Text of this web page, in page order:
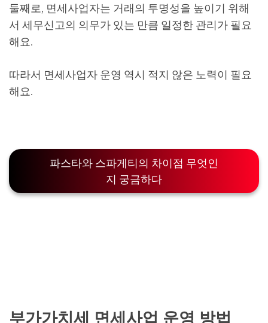
둘째로, 면세사업자는 거래의 투명성을 높이기 위해
서 세무신고의 의무가 있는 만큼 일정한 관리가 필요
해요.
따라서 면세사업자 운영 역시 적지 않은 노력이 필요
해요.
파스타와 스파게티의 차이점 무엇인
지 궁금하다
부가가치세 면세사업 운영 방법